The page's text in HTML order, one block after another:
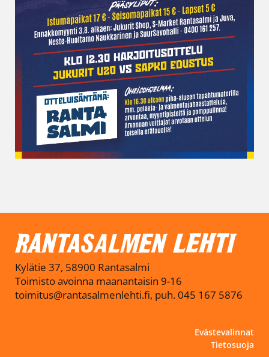
Kylätie 37, 58900 Rantasalmi
Toimisto avoinna maanantaisin 9-16
toimitus@rantasalmenlehti.fi, puh. 045 167 5876
Evästevalinnat
Tietosuoja